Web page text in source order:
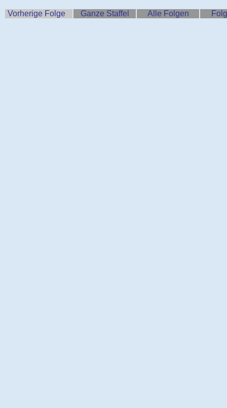
Vorherige Folge Ganze Staffel Alle Folgen